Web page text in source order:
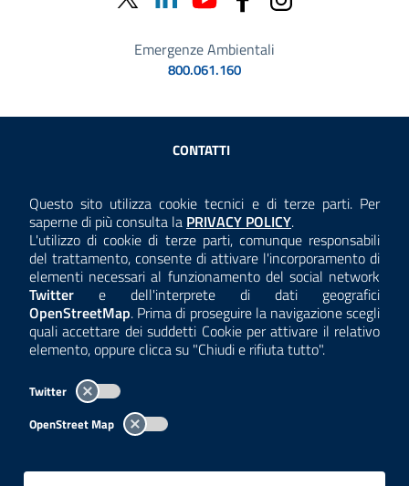
Questo sito utilizza cookie tecnici e di terze parti. Per
saperne di più consulta la Consulta la
PRIVACY POLICY.
L'utilizzo di cookie di terze parti, comunque responsabili
del trattamento, consente di attivare l'incorporamento di
elementi necessari al funzionamento del social network
Twitter e dell'interprete di dati geografici
OpenStreetMap. Prima di proseguire la navigazione scegli
quali accettare dei suddetti Cookie per attivare il relativo
elemento, oppure clicca su "Chiudi e rifiuta tutto".
Twitter
OpenStreet Map
Emergenze Ambientali
800.061.160
Sezione Link Utili
CONTATTI
ANTICORRUZIONE
ACCESSIBILITÀ
COOKIE E PRIVACY
TEMI A-Z
Per l'utilizzo del logo e dei dati fare riferimento al regolamento